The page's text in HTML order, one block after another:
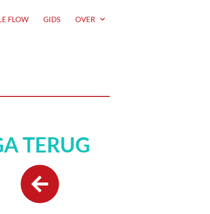
FLOW GIDS OVER
TERUG